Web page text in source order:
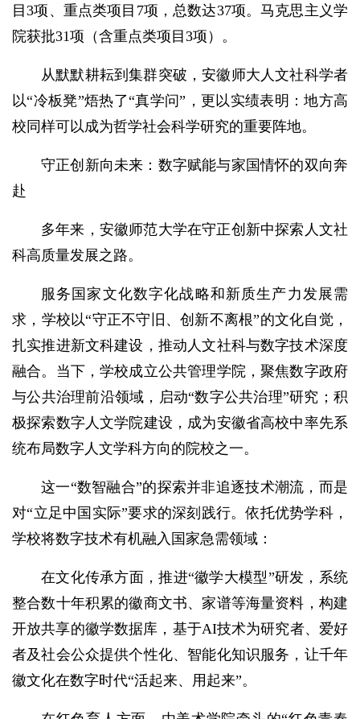
目3项、重点类项目7项，总数达37项。马克思主义学
院获批31项（含重点类项目3项）。
从默默耕耘到集群突破，安徽师大人文社科学者
以“冷板凳”焐热了“真学问”，更以实绩表明：地方高
校同样可以成为哲学社会科学研究的重要阵地。
守正创新向未来：数字赋能与家国情怀的双向奔
赴
多年来，安徽师范大学在守正创新中探索人文社
科高质量发展之路。
服务国家文化数字化战略和新质生产力发展需
求，学校以“守正不守旧、创新不离根”的文化自觉，
扎实推进新文科建设，推动人文社科与数字技术深度
融合。当下，学校成立公共管理学院，聚焦数字政府
与公共治理前沿领域，启动“数字公共治理”研究；积
极探索数字人文学院建设，成为安徽省高校中率先系
统布局数字人文学科方向的院校之一。
这一“数智融合”的探索并非追逐技术潮流，而是
对“立足中国实际”要求的深刻践行。依托优势学科，
学校将数字技术有机融入国家急需领域：
在文化传承方面，推进“徽学大模型”研发，系统
整合数十年积累的徽商文书、家谱等海量资料，构建
开放共享的徽学数据库，基于AI技术为研究者、爱好
者及社会公众提供个性化、智能化知识服务，让千年
徽文化在数字时代“活起来、用起来”。